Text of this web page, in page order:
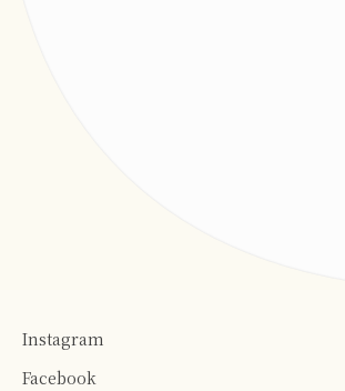
Instagram
Facebook